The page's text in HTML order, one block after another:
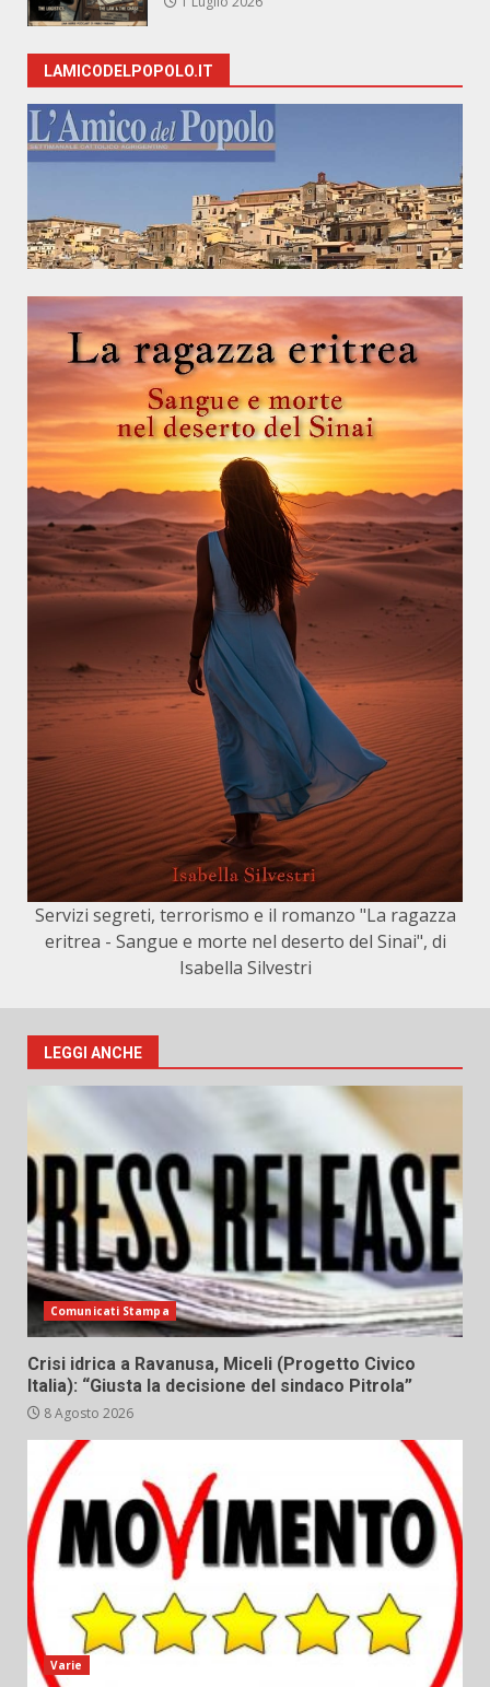
LAMICODELPOPOLO.IT
Servizi segreti, terrorismo e il romanzo "La ragazza
eritrea - Sangue e morte nel deserto del Sinai", di
Isabella Silvestri
LEGGI ANCHE
Comunicati Stampa
Crisi idrica a Ravanusa, Miceli (Progetto Civico
Italia): “Giusta la decisione del sindaco Pitrola”
8 Agosto 2026
Varie